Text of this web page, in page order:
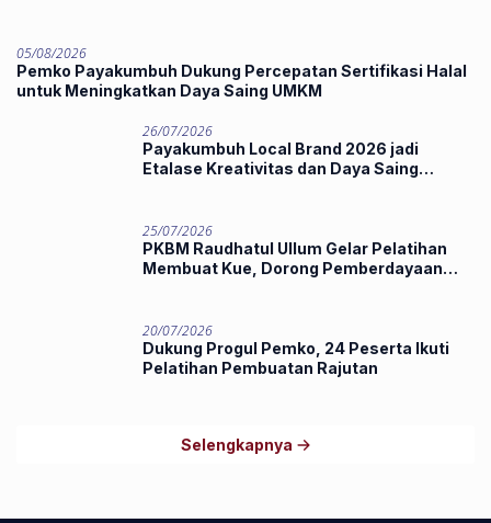
05/08/2026
Pemko Payakumbuh Dukung Percepatan Sertifikasi Halal
untuk Meningkatkan Daya Saing UMKM
26/07/2026
Payakumbuh Local Brand 2026 jadi
Etalase Kreativitas dan Daya Saing
25/07/2026
PKBM Raudhatul Ullum Gelar Pelatihan
Membuat Kue, Dorong Pemberdayaan
20/07/2026
Dukung Progul Pemko, 24 Peserta Ikuti
Pelatihan Pembuatan Rajutan
Selengkapnya